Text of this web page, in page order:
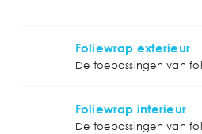
Foliewrap exterieur
De toepassingen van
Foliewrap interieur
De toepassingen van